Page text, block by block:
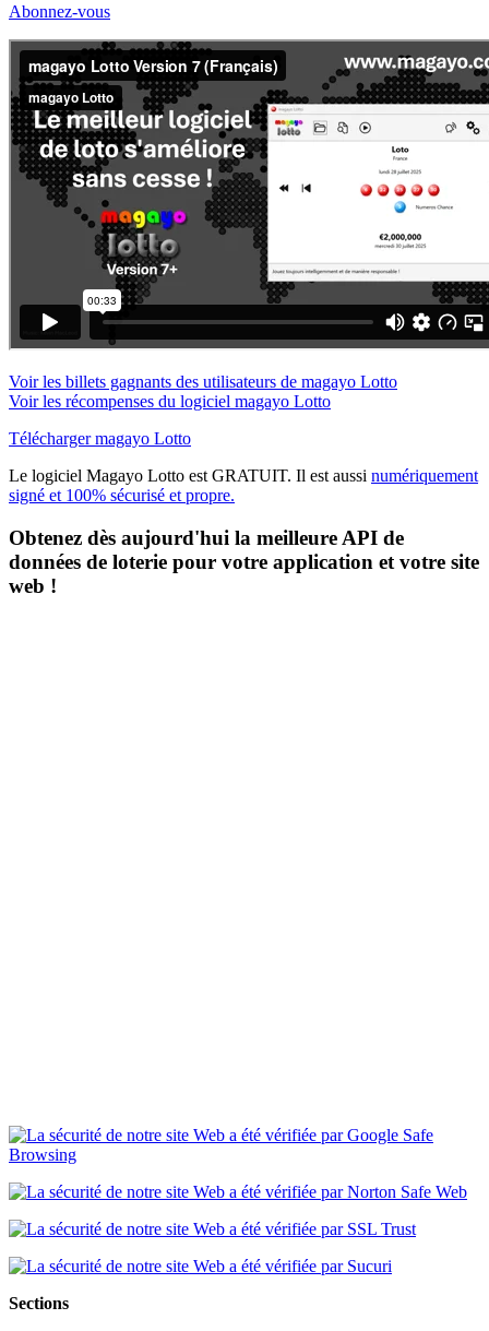
Abonnez-vous
Voir les billets gagnants des utilisateurs de magayo Lotto
Voir les récompenses du logiciel magayo Lotto
Télécharger magayo Lotto
Le logiciel Magayo Lotto est GRATUIT. Il est aussi numériquement
signé et 100% sécurisé et propre.
Obtenez dès aujourd'hui la meilleure API de
données de loterie pour votre application et votre site
web !
Sections